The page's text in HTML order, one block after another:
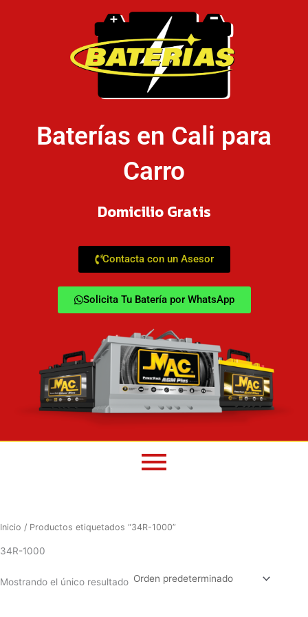
Baterías en Cali para
Carro
Domicilio Gratis
Contacta con un Asesor
Solicita Tu Batería por WhatsApp
Inicio / Productos etiquetados “34R-1000”
34R-1000
Mostrando el único resultado